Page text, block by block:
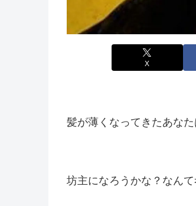
X
髪が薄くなってきたあな
坊主になろうかな？なん